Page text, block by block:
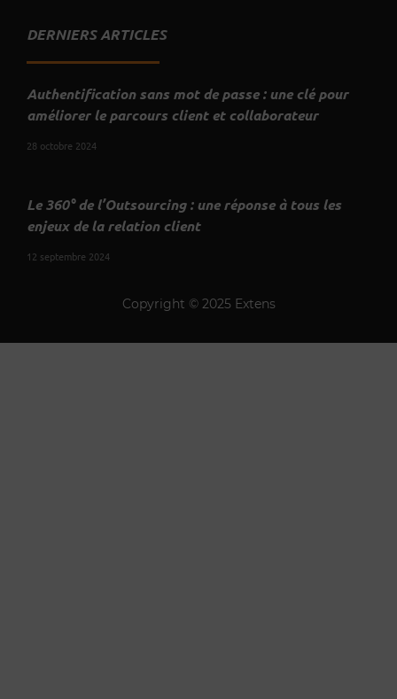
DERNIERS ARTICLES
Authentification sans mot de passe : une clé pour
améliorer le parcours client et collaborateur
28 octobre 2024
Le 360° de l’Outsourcing : une réponse à tous les
enjeux de la relation client
12 septembre 2024
Copyright © 2025 Extens